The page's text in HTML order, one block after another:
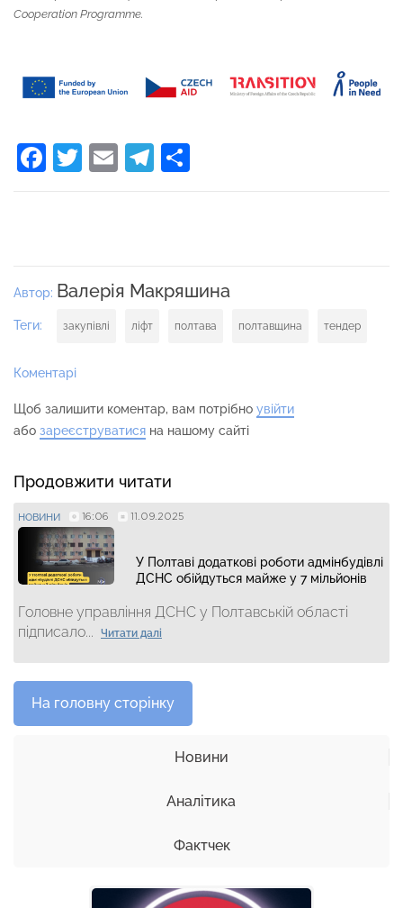
Cooperation Programme.
Facebook
Twitter
EmailTelegram
Автор: Валерія Макряшина
Теги: закупівлі ліфт полтава полтавщина тендер
Коментарі
Щоб залишити коментар, вам потрібно увійти
або зареєструватися на нашому сайті
Продовжити читати
НОВИНИ 16:06 11.09.2025
У Полтаві додаткові роботи адмінбудівлі
ДСНС обійдуться майже у 7 мільйонів
Головне управління ДСНС у Полтавській області
підписало...
Читати далі
На головну сторінку
Новини
Аналітика
Фактчек